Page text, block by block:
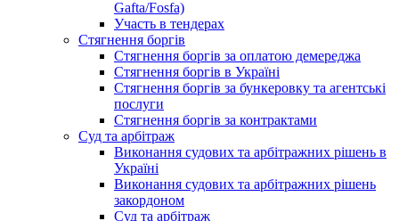
Gafta/Fosfa)
Участь в тендерах
Стягнення боргів
Стягнення боргів за оплатою демереджа
Стягнення боргів в Україні
Стягнення боргів за бункеровку та агентські
послуги
Стягнення боргів за контрактами
Суд та арбітраж
Виконання судових та арбітражних рішень в
Україні
Виконання судових та арбітражних рішень
закордоном
Суд та арбітраж